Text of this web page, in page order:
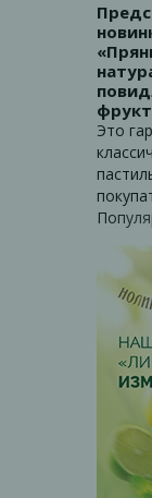
Это
с